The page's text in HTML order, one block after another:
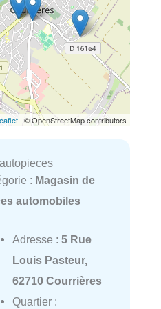
| © OpenStreetMap contributors
: Magasin de
automobiles
Adresse : 5 Rue
Louis Pasteur,
62710 Courrières
Quartier :